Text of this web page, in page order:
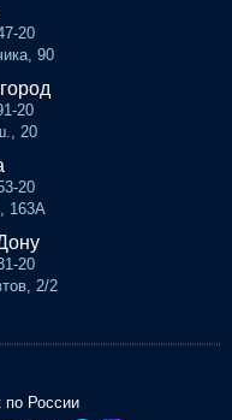
20
90
20
20
20
163А
20
2/2
по России